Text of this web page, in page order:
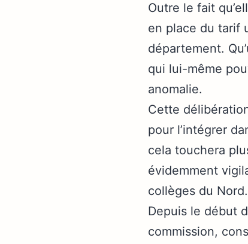
Outre le fait
en place du tarif
département.
qui lui-même
anomalie.
Cette
pour l’intégrer
cela touchera
évidemment
collèges du Nord.
Depuis le début
commission,